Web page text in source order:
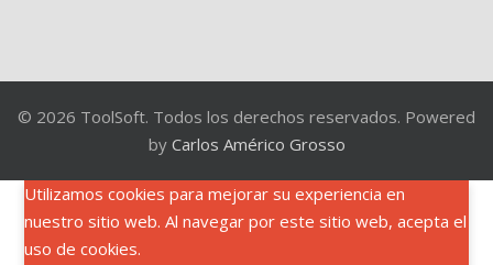
© 2026 ToolSoft. Todos los derechos reservados. Powered
by Carlos Américo Grosso
Utilizamos cookies para mejorar su experiencia en
nuestro sitio web. Al navegar por este sitio web, acepta el
uso de cookies.